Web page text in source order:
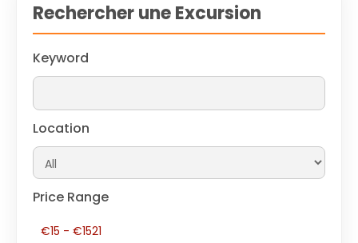
Rechercher une Excursion
Keyword
Location
Price Range